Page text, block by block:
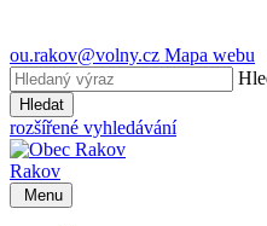
ou.rakov@volny.cz Mapa webu
Hledat
rozšířené vyhledávání
Rakov
Menu